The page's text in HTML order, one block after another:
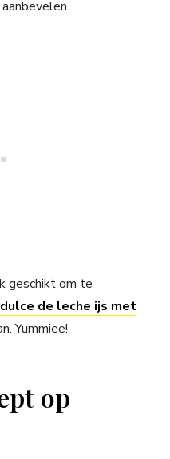
geschikt om te
dulce de leche ijs met
Yummiee!
op